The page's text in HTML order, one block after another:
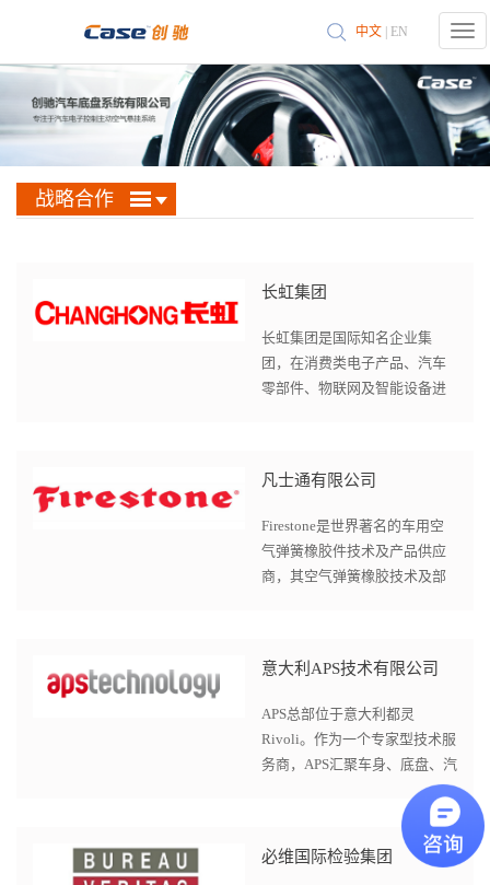
中文| EN
战略合作
长虹集团
长虹集团是国际知名企业集
团，在消费类电子产品、汽车
零部件、物联网及智能设备进
凡士通有限公司
Firestone是世界著名的车用空
气弹簧橡胶件技术及产品供应
商，其空气弹簧橡胶技术及部
意大利APS技术有限公司
APS总部位于意大利都灵
Rivoli。作为一个专家型技术服
务商，APS汇聚车身、底盘、汽
车电子、车身工艺四大领域的
技术专家。APS为汽车及相关...
必维国际检验集团